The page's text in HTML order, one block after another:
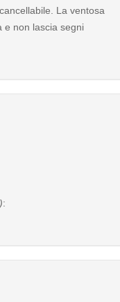
La ventosa
e non lascia segni
: